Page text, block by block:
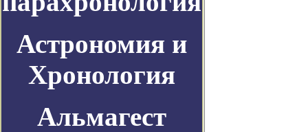
Астрономия и
Хронология
Альмагест